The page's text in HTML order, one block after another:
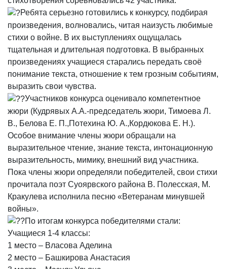
Ребята серьезно готовились к конкурсу, подбирая
произведения, волновались, читая наизусть любимые
стихи о войне. В их выступлениях ощущалась
тщательная и длительная подготовка. В выбранных
произведениях учащиеся старались передать своё
понимание текста, отношение к тем грозным событиям,
выразить свои чувства.
Участников конкурса оценивало компетентное
жюри (Кудрявых А.А.-председатель жюри, Тимоева Л.
В., Белова Е. П.,Потехина Ю. А.,Кордюкова Е. Н.).
Особое внимание члены жюри обращали на
выразительное чтение, знание текста, интонационную
выразительность, мимику, внешний вид участника.
Пока члены жюри определяли победителей, свои стихи
прочитала поэт Суоярвского района В. Полесская, М.
Кракулева исполнила песню «Ветеранам минувшей
войны».
По итогам конкурса победителями стали:
Учащиеся 1-4 классы:
1 место – Власова Аделина
2 место – Башкирова Анастасия